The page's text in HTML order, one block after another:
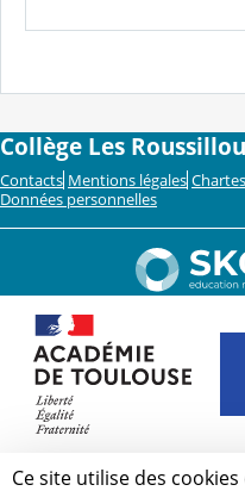
Collège Les
Contacts Mentions légales
Données personnelles
Ce site utilise des